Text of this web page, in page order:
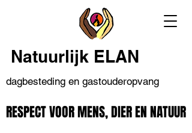
Natuurlijk ELAN
dagbesteding en gastouderopvang
RESPECT VOOR MENS, DIER EN NATUUR
RESPECT VOOR MENS, DIER EN NATUUR